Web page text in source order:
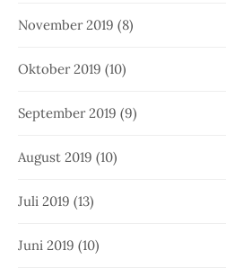
November 2019 (8)
Oktober 2019 (10)
September 2019 (9)
August 2019 (10)
Juli 2019 (13)
Juni 2019 (10)